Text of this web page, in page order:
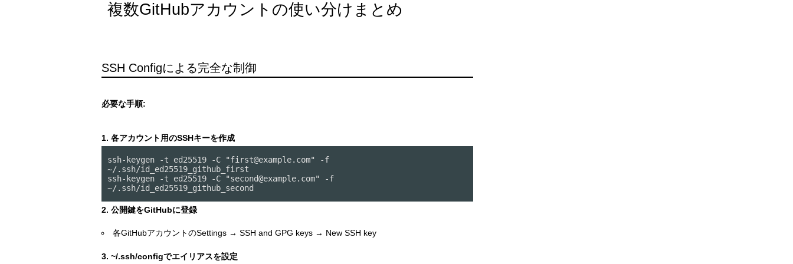
複数GitHubアカウントの使い分けまとめ
SSH Configによる完全な制御
必要な手順:
1. 各アカウント用のSSHキーを作成
ssh-keygen -t ed25519 -C "first@example.com" -f
~/.ssh/id_ed25519_github_first
ssh-keygen -t ed25519 -C "second@example.com" -f
~/.ssh/id_ed25519_github_second
2. 公開鍵をGitHubに登録
各GitHubアカウントのSettings → SSH and GPG keys → New SSH key
3. ~/.ssh/configでエイリアスを設定